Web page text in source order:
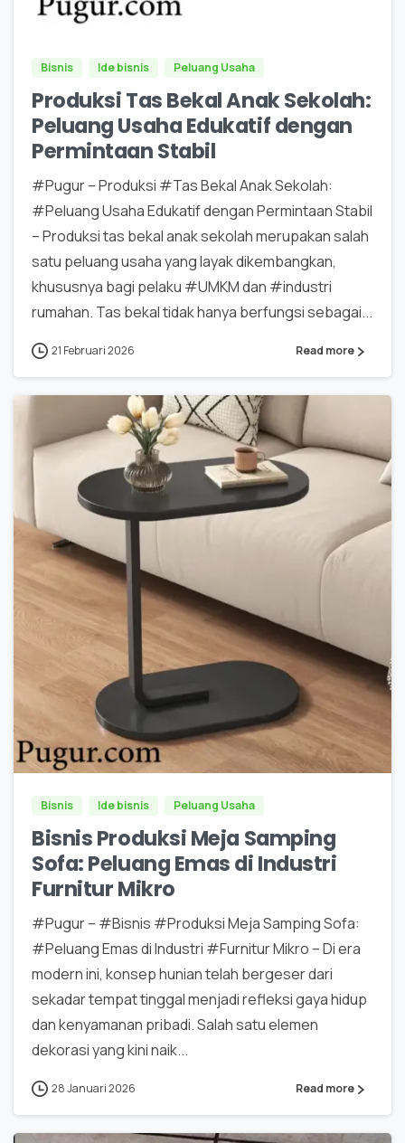
Bisnis Ide bisnis Peluang Usaha
Produksi Tas Bekal Anak Sekolah:
Peluang Usaha Edukatif dengan
Permintaan Stabil
#Pugur – Produksi #Tas Bekal Anak Sekolah:
#Peluang Usaha Edukatif dengan Permintaan Stabil
– Produksi tas bekal anak sekolah merupakan salah
satu peluang usaha yang layak dikembangkan,
khususnya bagi pelaku #UMKM dan #industri
rumahan. Tas bekal tidak hanya berfungsi sebagai...
21 Februari 2026 Read more
Bisnis Ide bisnis Peluang Usaha
Bisnis Produksi Meja Samping
Sofa: Peluang Emas di Industri
Furnitur Mikro
#Pugur – #Bisnis #Produksi Meja Samping Sofa:
#Peluang Emas di Industri #Furnitur Mikro – Di era
modern ini, konsep hunian telah bergeser dari
sekadar tempat tinggal menjadi refleksi gaya hidup
dan kenyamanan pribadi. Salah satu elemen
dekorasi yang kini naik...
28 Januari 2026 Read more